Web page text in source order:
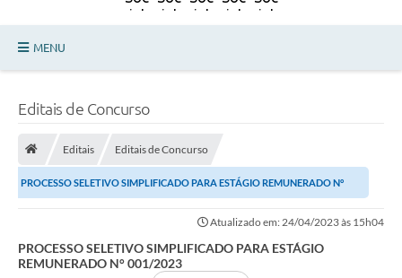
MENU
CAPINA ECOLÓGICA
Editais de Concurso
Editais Editais de Concurso
PROCESSO SELETIVO SIMPLIFICADO PARA ESTÁGIO REMUNERADO N°
Atualizado em: 24/04/2023 às 15h04
PROCESSO SELETIVO SIMPLIFICADO PARA ESTÁGIO
REMUNERADO N° 001/2023